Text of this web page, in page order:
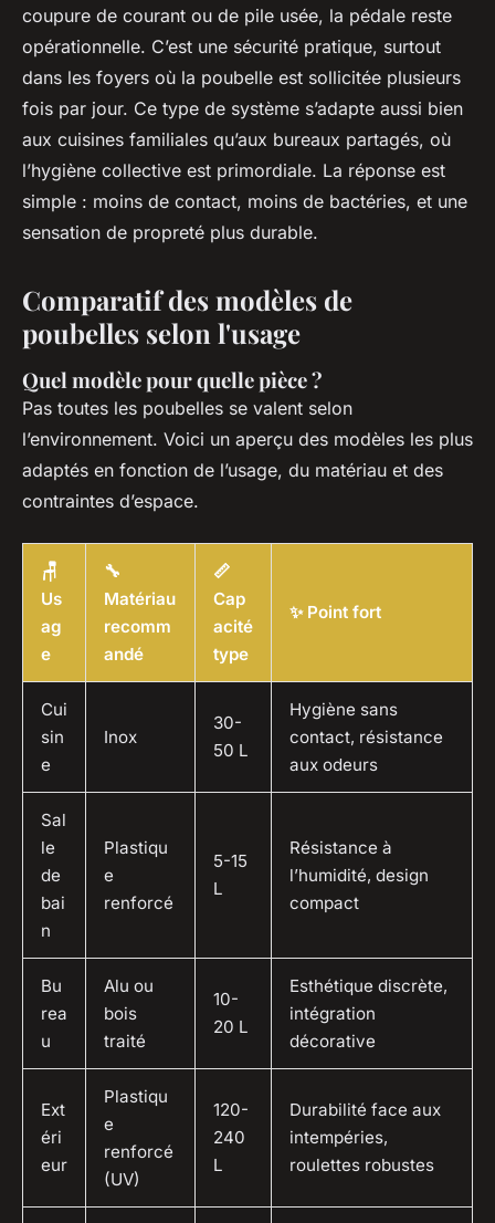
coupure de courant ou de pile usée, la pédale reste
opérationnelle. C’est une sécurité pratique, surtout
dans les foyers où la poubelle est sollicitée plusieurs
fois par jour. Ce type de système s’adapte aussi bien
aux cuisines familiales qu’aux bureaux partagés, où
l’hygiène collective est primordiale. La réponse est
simple : moins de contact, moins de bactéries, et une
sensation de propreté plus durable.
Comparatif des modèles de
poubelles selon l'usage
Quel modèle pour quelle pièce ?
Pas toutes les poubelles se valent selon
l’environnement. Voici un aperçu des modèles les plus
adaptés en fonction de l’usage, du matériau et des
contraintes d’espace.
🪑
Us
ag
e
🔧
Matériau
recomm
andé
📏
Cap
acité
type
✨ Point fort
Cui
sin
e
Inox
30-
50 L
Hygiène sans
contact, résistance
aux odeurs
Sal
le
de
bai
n
Plastiqu
e
renforcé
5-15
L
Résistance à
l’humidité, design
compact
Bu
rea
u
Alu ou
bois
traité
10-
20 L
Esthétique discrète,
intégration
décorative
Ext
éri
eur
Plastiqu
e
renforcé
(UV)
120-
240
L
Durabilité face aux
intempéries,
roulettes robustes